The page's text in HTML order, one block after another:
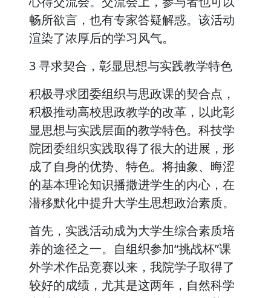
畅所欲言，也有专家答疑解惑。该活动
渲染了浓厚后的学习风气。
3 寻求契合，彰显思想与实践教学特色
积极寻求团委组织与思政课的契合点，
积极推动高校思政教学的改革，以此彰
显思想与实践层面的教学特色。科技学
院团委组织实践取得了很大的进展，形
成了自身的优势、特色。将抽象、晦涩
的基本理论知识播撒进学生的内心，在
潜移默化中提升大学生思想政治素质。
首先，实践活动成为大学生综合素质培
养的途径之一。自组织参加“挑战杯”课
外学术作品竞赛以来，我院学子取得了
较好的成绩，尤其是这两年，自然科学